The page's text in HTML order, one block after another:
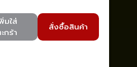
มใส่
กร้า
สั่งซื้อสินค้า